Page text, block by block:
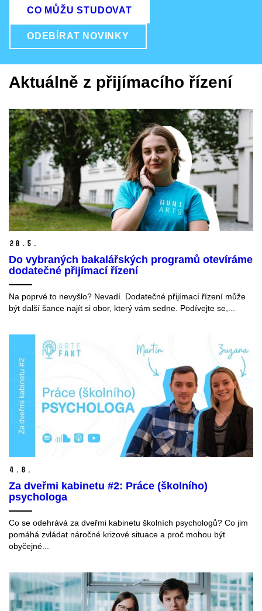
CO MŮŽU STUDOVAT
ODEBÍRAT NOVINKY
Aktuálně z přijímacího řízení
28. 5.
Do vybraných bakalářských programů otevíráme
dodatečné přijímací řízení
Na poprvé to nevyšlo? Nevadí. Dodatečné přijímací řízení může
být další šance najít si obor, který vám sedne. Podívejte se,...
4. 8.
Za dveřmi kabinetu #2: Práce (školního)
psychologa
Co se odehrává za dveřmi kabinetu školních psychologů? Co jim
pomáhá zvládat náročné krizové situace a proč mohou být
obyčejné...